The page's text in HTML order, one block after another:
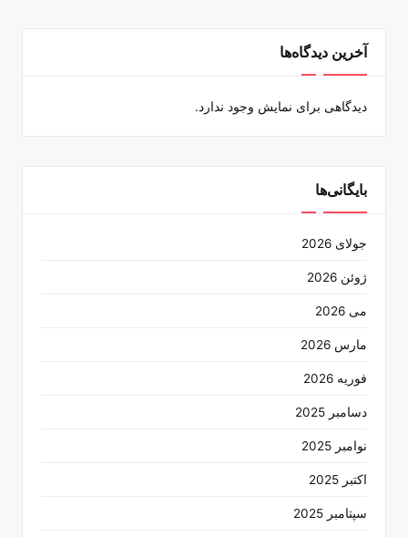
آخرین دیدگاه‌ها
دیدگاهی برای نمایش وجود ندارد.
بایگانی‌ها
جولای 2026
ژوئن 2026
می 2026
مارس 2026
فوریه 2026
دسامبر 2025
نوامبر 2025
اکتبر 2025
سپتامبر 2025